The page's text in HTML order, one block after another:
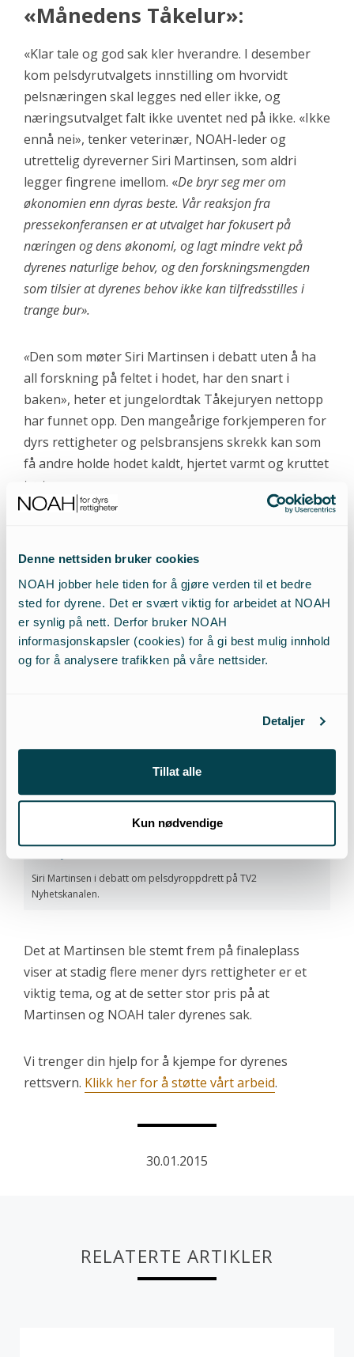
Denne nettsiden bruker cookies
NOAH jobber hele tiden for å gjøre verden til et bedre
sted for dyrene. Det er svært viktig for arbeidet at NOAH
er synlig på nett. Derfor bruker NOAH
informasjonskapsler (cookies) for å gi best mulig innhold
og for å analysere trafikken på våre nettsider.
Detaljer
Tillat alle
Kun nødvendige
«Månedens Tåkelur»:
«Klar tale og god sak kler hverandre. I desember
kom pelsdyrutvalgets innstilling om hvorvidt
pelsnæringen skal legges ned eller ikke, og
næringsutvalget falt ikke uventet ned på ikke. «Ikke
ennå nei», tenker veterinær, NOAH-leder og
utrettelig dyreverner Siri Martinsen, som aldri
legger fingrene imellom. «De bryr seg mer om
økonomien enn dyras beste. Vår reaksjon fra
pressekonferansen er at utvalget har fokusert på
næringen og dens økonomi, og lagt mindre vekt på
dyrenes naturlige behov, og den forskningsmengden
som tilsier at dyrenes behov ikke kan tilfredsstilles i
trange bur».
«Den som møter Siri Martinsen i debatt uten å ha
all forskning på feltet i hodet, har den snart i
baken», heter et jungelordtak Tåkejuryen nettopp
har funnet opp. Den mangeårige forkjemperen for
dyrs rettigheter og pelsbransjens skrekk kan som
få andre holde hodet kaldt, hjertet varmt og kruttet
tørt.»
i VG
Siri Martinsens klare tale og arbeid for dyrene
gjennom 2014 ble også verdsatt av VGs lesere, da
de stemte henne frem til finaleplass i kåringen
”Årets navn” 2014. Årets navn har blitt kåret av VG
en meningsmåling for å kåre vinneren. Martinsen
ble stemt frem for sin «utrettelige kamp for dyrs
rettigheter» og «kamp mot statlig støttet
Siri Martinsen i debatt om pelsdyroppdrett på TV2
Nyhetskanalen.
Det at Martinsen ble stemt frem på finaleplass
viser at stadig flere mener dyrs rettigheter er et
viktig tema, og at de setter stor pris på at
Martinsen og NOAH taler dyrenes sak.
Vi trenger din hjelp for å kjempe for dyrenes
rettsvern. Klikk her for å støtte vårt arbeid.
30.01.2015
RELATERTE ARTIKLER